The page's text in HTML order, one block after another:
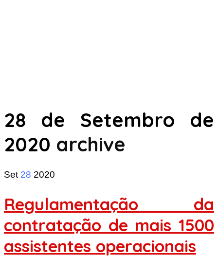
28 de Setembro de
2020 archive
Set 28 2020
Regulamentação da
contratação de mais 1500
assistentes operacionais